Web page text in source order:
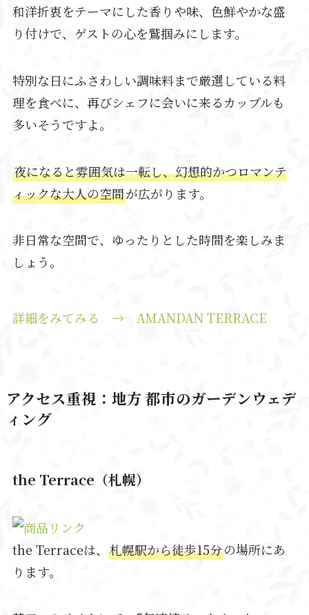
和洋折衷をテーマにした香りや味、色鮮やかな盛
り付けで、ゲストの心を鷲掴みにします。
特別な日にふさわしい調味料まで厳選している料
理を食べに、再びシェフに会いに来るカップルも
多いそうですよ。
夜になると雰囲気は一転し、幻想的かつロマンテ
ィックな大人の空間が広がります。
非日常な空間で、ゆったりとした時間を楽しみま
しょう。
詳細をみてみる → AMANDAN TERRACE
アクセス重視：地方 都市のガーデンウェデ
ィング
the Terrace（札幌）
the Terraceは、 札幌駅から徒歩15分の場所にあ
ります。